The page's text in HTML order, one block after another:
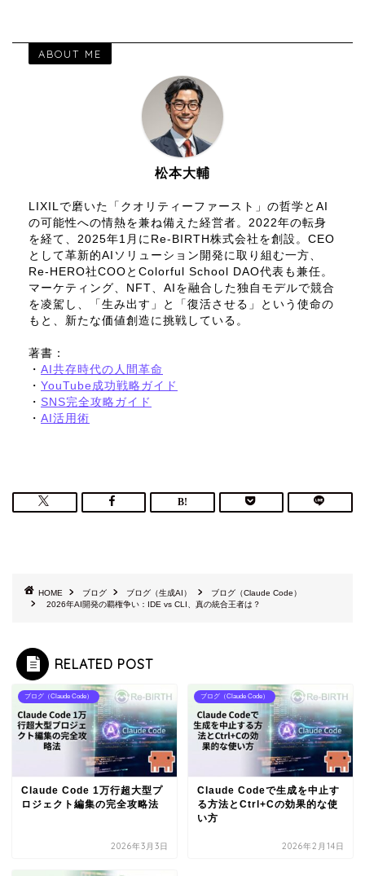
ABOUT ME
松本大輔
LIXILで磨いた「クオリティーファースト」の哲学とAI
の可能性への情熱を兼ね備えた経営者。2022年の転身
を経て、2025年1月にRe-BIRTH株式会社を創設。CEO
として革新的AIソリューション開発に取り組む一方、
Re-HERO社COOとColorful School DAO代表も兼任。
マーケティング、NFT、AIを融合した独自モデルで競合
を凌駕し、「生み出す」と「復活させる」という使命の
もと、新たな価値創造に挑戦している。
著書：
・ AI共存時代の人間革命
・ YouTube成功戦略ガイド
・ SNS完全攻略ガイド
・ AI活用術
HOME ブログ ブログ（生成AI）
ブログ（Claude Code）
2026年AI開発の覇権争い：IDE vs CLI、真の統合王者は？
RELATED POST
ブログ（Claude Code）
Claude Code 1万行超大型プ
ロジェクト編集の完全攻略法
2026年3月3日
ブログ（Claude Code）
Claude Codeで生成を中止す
る方法とCtrl+Cの効果的な使
い方
2026年2月14日